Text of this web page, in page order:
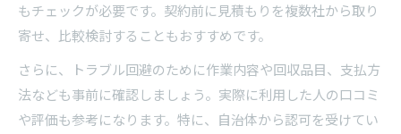
もチェックが必要です。契約前に見積もりを複数社から取り
寄せ、比較検討することもおすすめです。
さらに、トラブル回避のために作業内容や回収品目、支払方
法なども事前に確認しましょう。実際に利用した人の口コミ
や評価も参考になります。特に、自治体から認可を受けてい